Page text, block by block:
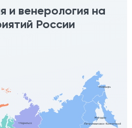
и венерология на
России